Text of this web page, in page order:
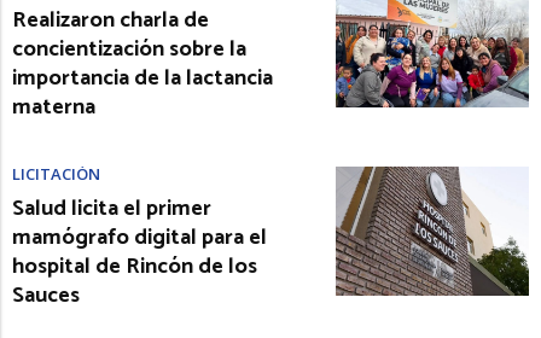
Realizaron charla de
concientización sobre la
importancia de la lactancia
materna
LICITACIÓN
Salud licita el primer
mamógrafo digital para el
hospital de Rincón de los
Sauces